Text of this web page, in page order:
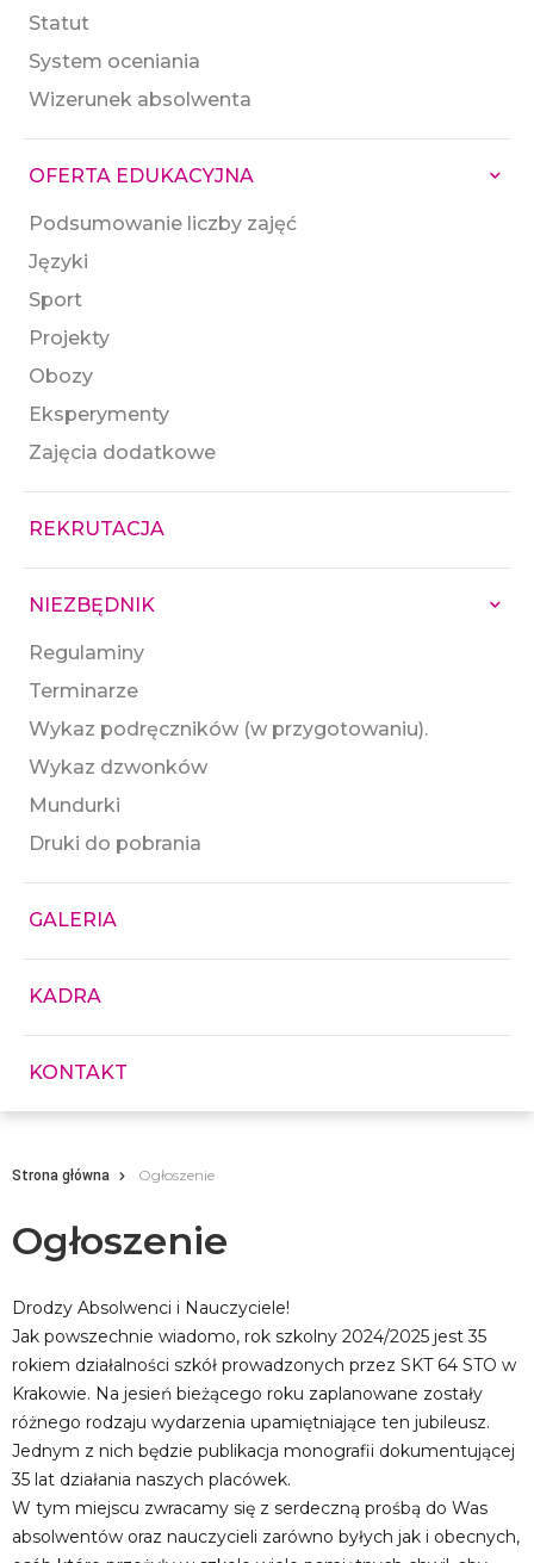
Statut
System oceniania
Wizerunek absolwenta
OFERTA EDUKACYJNA
Podsumowanie liczby zajęć
Języki
Sport
Projekty
Obozy
Eksperymenty
Zajęcia dodatkowe
REKRUTACJA
NIEZBĘDNIK
Regulaminy
Terminarze
Wykaz podręczników (w przygotowaniu).
Wykaz dzwonków
Mundurki
Druki do pobrania
GALERIA
KADRA
KONTAKT
Strona główna Ogłoszenie
Ogłoszenie
Drodzy Absolwenci i Nauczyciele!
Jak powszechnie wiadomo, rok szkolny 2024/2025 jest 35
rokiem działalności szkół prowadzonych przez SKT 64 STO w
Krakowie. Na jesień bieżącego roku zaplanowane zostały
różnego rodzaju wydarzenia upamiętniające ten jubileusz.
Jednym z nich będzie publikacja monografii dokumentującej
35 lat działania naszych placówek.
W tym miejscu zwracamy się z serdeczną prośbą do Was
absolwentów oraz nauczycieli zarówno byłych jak i obecnych,